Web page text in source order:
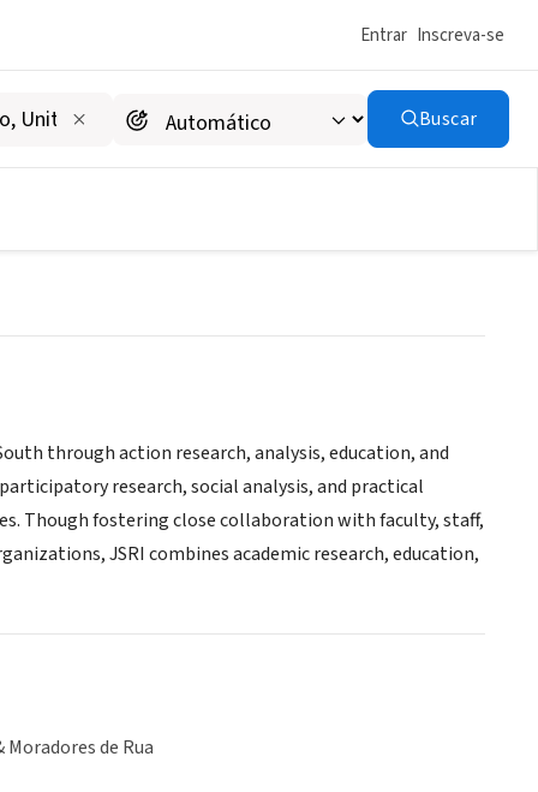
Entrar Inscreva-se
Buscar
through action research, analysis, education, and
research, social analysis, and practical
Though fostering close collaboration with faculty, staff,
JSRI combines academic research, education,
Moradores de Rua